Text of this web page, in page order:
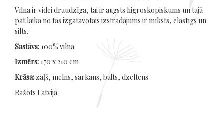
Vilna ir videi draudzīga, tai ir augsts higroskopiskums un tajā
pat laikā no tās izgatavotais izstrādājums ir mīksts, elastīgs un
silts.
Sastāvs: 100% vilna
Izmērs: 170 х 210 cm
Krāsa:zaļš, melns, sarkans, balts, dzeltens
Ražots Latvijā